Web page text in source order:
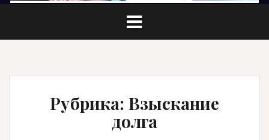
Рубрика: Взыскание
долга